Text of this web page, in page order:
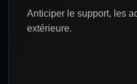
Anticiper le support, les
extérieure.